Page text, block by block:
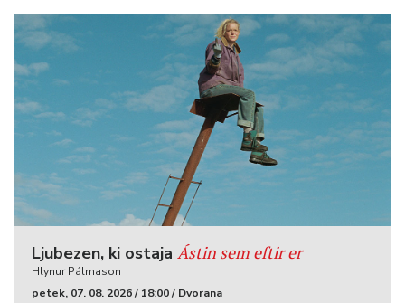
Ljubezen, ki ostaja Ástin sem eftir er
Hlynur Pálmason
petek, 07. 08. 2026 / 18:00 / Dvorana